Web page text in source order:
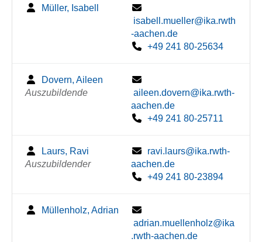
Müller, Isabell
isabell.mueller@ika.rwth
-aachen.de
+49 241 80-25634
Dovern, Aileen
Auszubildende
aileen.dovern@ika.rwth-
aachen.de
+49 241 80-25711
Laurs, Ravi
Auszubildender
ravi.laurs@ika.rwth-
aachen.de
+49 241 80-23894
Müllenholz, Adrian
adrian.muellenholz@ika
.rwth-aachen.de